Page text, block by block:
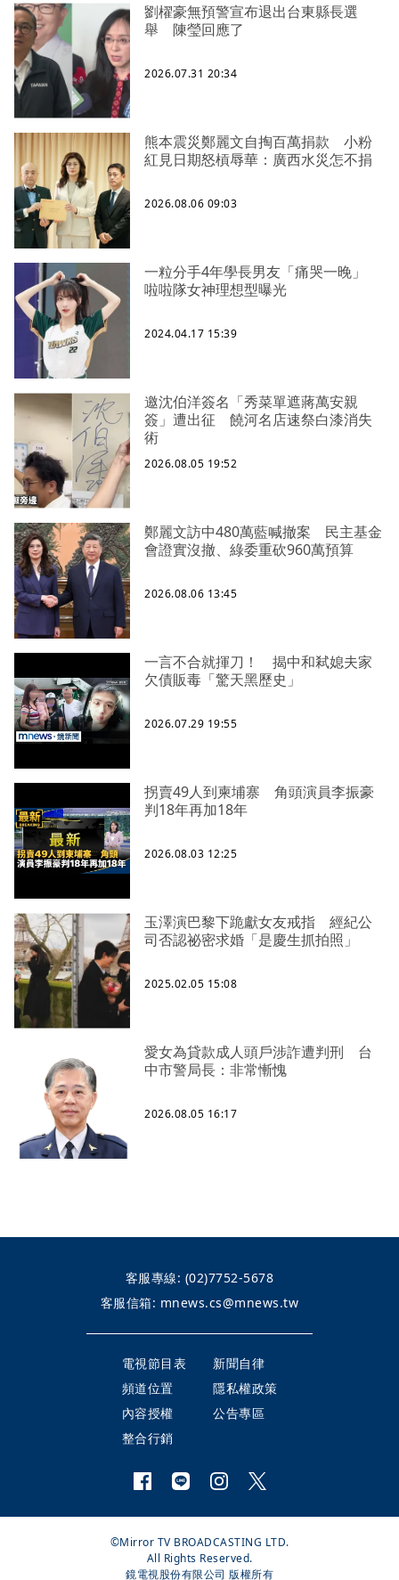
劉櫂豪無預警宣布退出台東縣長選
舉 陳瑩回應了
2026.07.31 20:34
熊本震災鄭麗文自掏百萬捐款 小粉
紅見日期怒槓辱華：廣西水災怎不捐
2026.08.06 09:03
一粒分手4年學長男友「痛哭一晚」
啦啦隊女神理想型曝光
2024.04.17 15:39
邀沈伯洋簽名「秀菜單遮蔣萬安親
簽」遭出征 饒河名店速祭白漆消失
術
2026.08.05 19:52
鄭麗文訪中480萬藍喊撤案 民主基金
會證實沒撤、綠委重砍960萬預算
2026.08.06 13:45
一言不合就揮刀！ 揭中和弒媳夫家
欠債販毒「驚天黑歷史」
2026.07.29 19:55
拐賣49人到柬埔寨 角頭演員李振豪
判18年再加18年
2026.08.03 12:25
玉澤演巴黎下跪獻女友戒指 經紀公
司否認祕密求婚「是慶生抓拍照」
2025.02.05 15:08
愛女為貸款成人頭戶涉詐遭判刑 台
中市警局長：非常慚愧
2026.08.05 16:17
客服專線: (02)7752-5678
客服信箱: mnews.cs@mnews.tw
電視節目表
新聞自律
頻道位置
隱私權政策
內容授權
公告專區
整合行銷
©Mirror TV BROADCASTING LTD.
All Rights Reserved.
鏡電視股份有限公司 版權所有